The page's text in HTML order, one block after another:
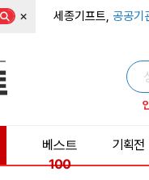
× 세종기프트, 공공기
베스트
100
기획전